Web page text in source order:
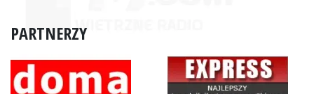
PARTNERZY